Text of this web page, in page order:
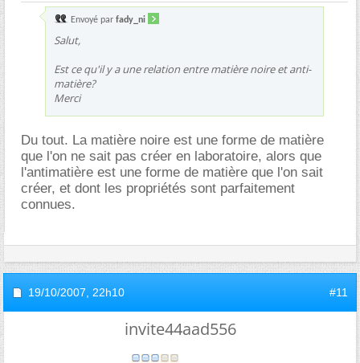
Envoyé par fady_ni
Salut,
Est ce qu'il y a une relation entre matière noire et anti-
matière?
Merci
Du tout. La matière noire est une forme de matière
que l'on ne sait pas créer en laboratoire, alors que
l'antimatière est une forme de matière que l'on sait
créer, et dont les propriétés sont parfaitement
connues.
19/10/2007, 22h10 #11
invite44aad556